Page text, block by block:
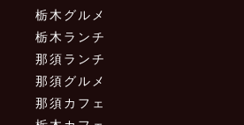
栃木グルメ
栃木ランチ
那須ランチ
那須グルメ
那須カフェ